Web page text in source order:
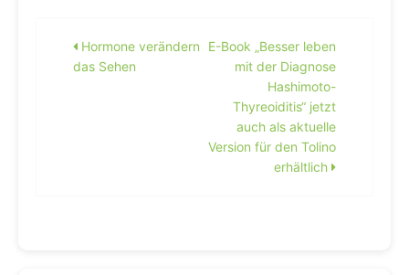
Beitragsnavigation
Hormone verändern
das Sehen
E-Book „Besser leben
mit der Diagnose
Hashimoto-
Thyreoiditis“ jetzt
auch als aktuelle
Version für den Tolino
erhältlich